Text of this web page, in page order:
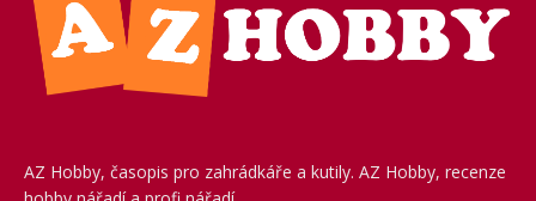
AZ Hobby, časopis pro zahrádkáře a kutily. AZ Hobby, recenze